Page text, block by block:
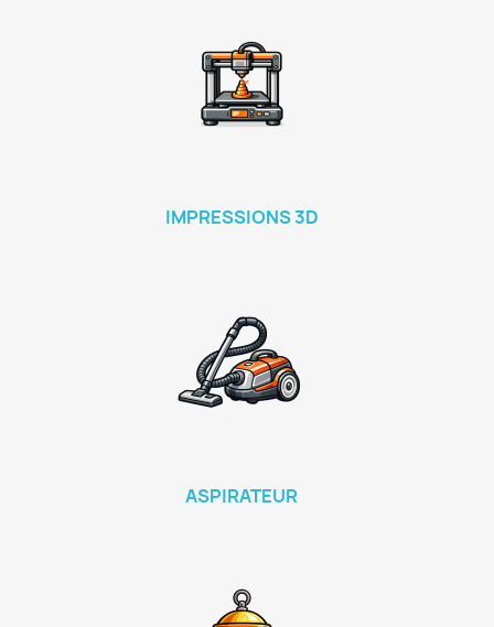
IMPRESSIONS 3D
ASPIRATEUR